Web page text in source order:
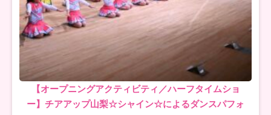
【オープニングアクティビティ／ハーフタイムショ
ー】チアアップ山梨☆シャイン☆によるダンスパフォ